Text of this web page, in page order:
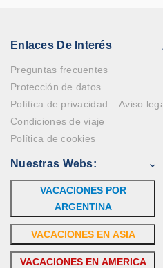
Enlaces De Interés
Preguntas frecuentes
Protección de datos
Política de privacidad – Aviso
Condiciones de viaje
Política de cookies
Nuestras Webs:
VACACIONES POR
ARGENTINA
VACACIONES EN ASIA
VACACIONES EN AMERICA